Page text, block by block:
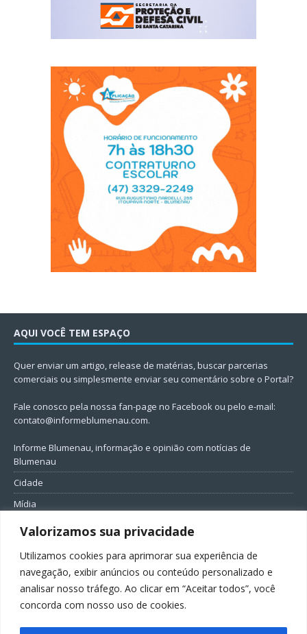
Valorizamos sua privacidade
Utilizamos cookies para aprimorar sua experiência de
navegação, exibir anúncios ou conteúdo personalizado e
analisar nosso tráfego. Ao clicar em “Aceitar todos”, você
concorda com nosso uso de cookies.
AQUI VOCÊ TEM ESPAÇO
Quer enviar um artigo, release de matérias, buscar parcerias
comerciais ou simplesmente enviar seu comentário sobre o Portal?
Fale conosco pela nossa fan-page no Facebook ou pelo e-mail:
contato@informeblumenau.com.
Informe Blumenau, informação e opinião com notícias de
Blumenau
Cidade
Mídia
Entretenimento
Política